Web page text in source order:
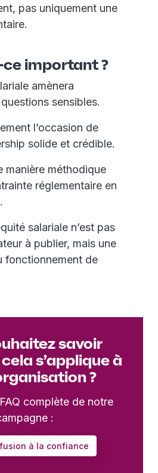
pas uniquement une
important ?
amènera
sensibles.
l’occasion de
solide et crédible.
manière méthodique
réglementaire en
.
salariale n’est pas
à publier, mais une
fonctionnement de
savoir
s’applique à
?
complète de notre
:
à la confiance